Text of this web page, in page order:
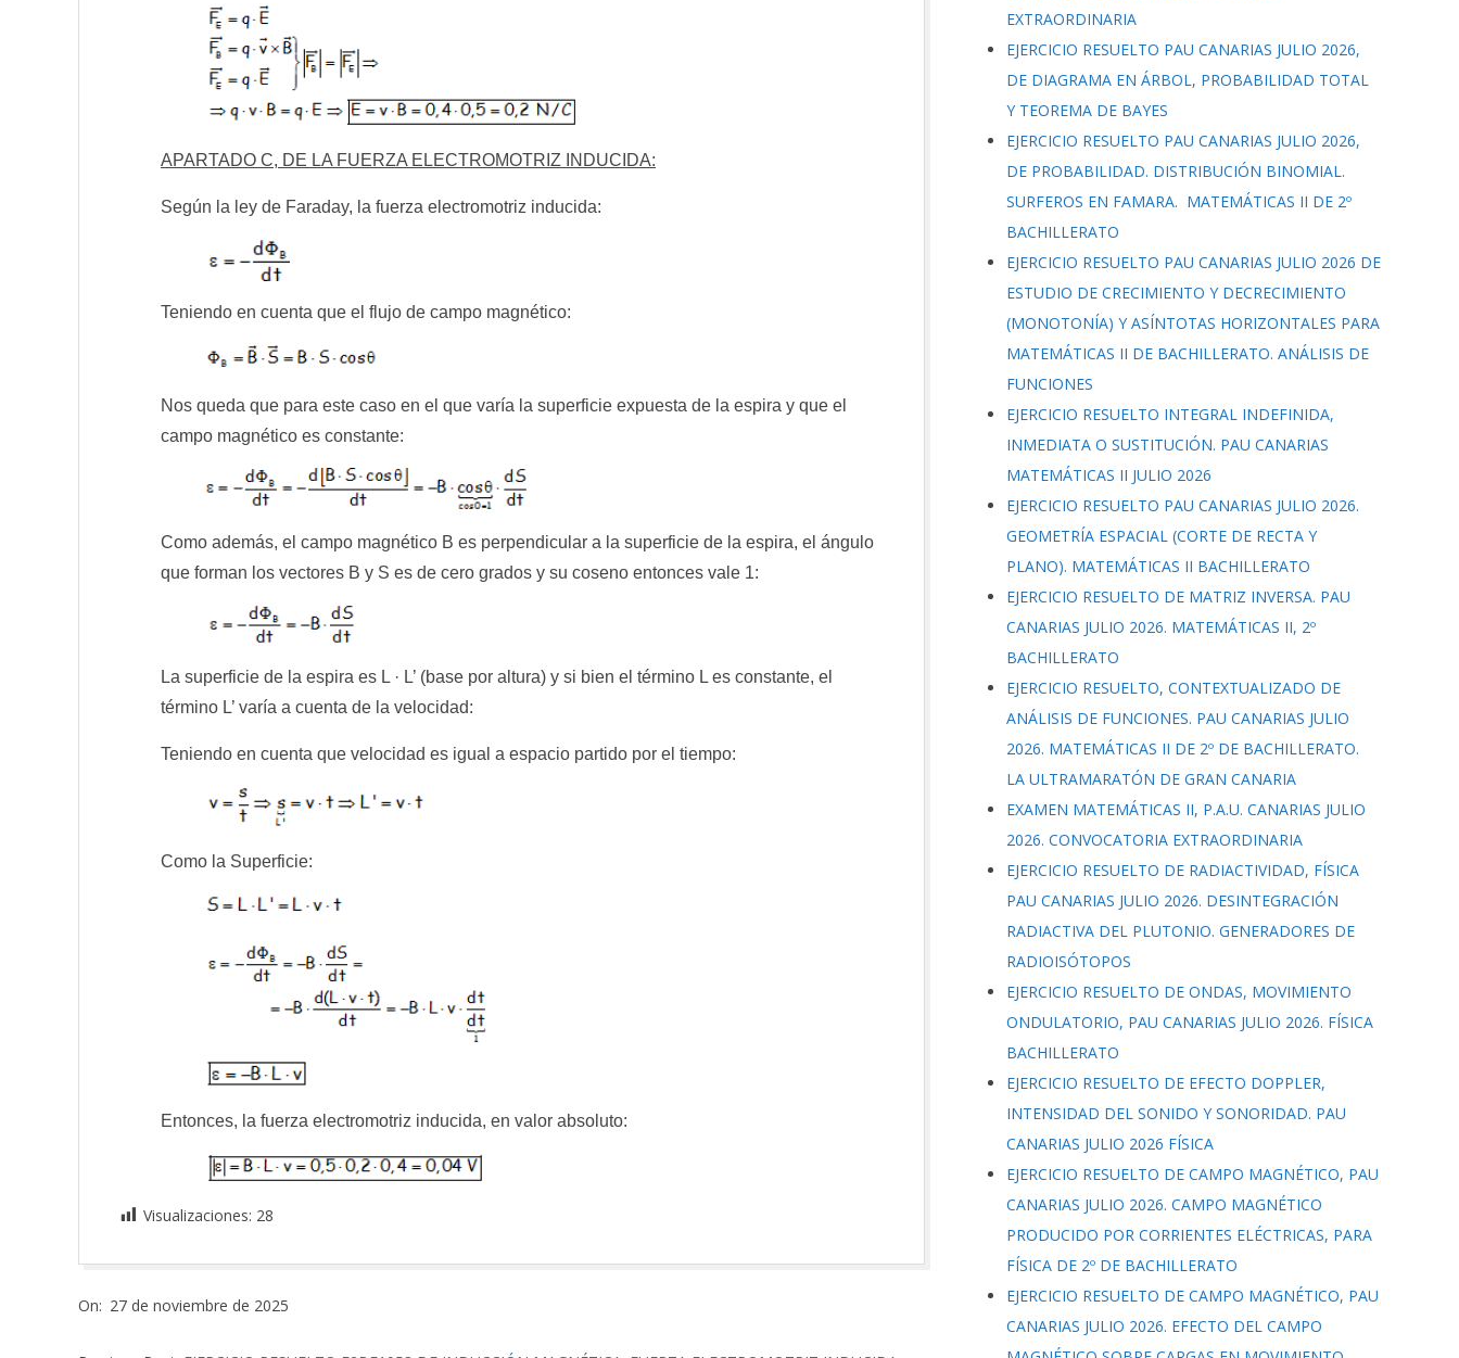
APARTADO C, DE LA FUERZA ELECTROMOTRIZ INDUCIDA:
Según la ley de Faraday, la fuerza electromotriz inducida:
Teniendo en cuenta que el flujo de campo magnético:
Nos queda que para este caso en el que varía la superficie expuesta de la espira y que el
campo magnético es constante:
Como además, el campo magnético B es perpendicular a la superficie de la espira, el ángulo
que forman los vectores B y S es de cero grados y su coseno entonces vale 1:
La superficie de la espira es L · L’ (base por altura) y si bien el término L es constante, el
término L’ varía a cuenta de la velocidad:
Teniendo en cuenta que velocidad es igual a espacio partido por el tiempo:
Como la Superficie:
Entonces, la fuerza electromotriz inducida, en valor absoluto:
Visualizaciones: 28
11-
On: 27 de noviembre de 2025
EXTRAORDINARIA
EJERCICIO RESUELTO PAU CANARIAS JULIO 2026,
DE DIAGRAMA EN ÁRBOL, PROBABILIDAD TOTAL
Y TEOREMA DE BAYES
EJERCICIO RESUELTO PAU CANARIAS JULIO 2026,
DE PROBABILIDAD. DISTRIBUCIÓN BINOMIAL.
SURFEROS EN FAMARA. MATEMÁTICAS II DE 2º
BACHILLERATO
EJERCICIO RESUELTO PAU CANARIAS JULIO 2026 DE
ESTUDIO DE CRECIMIENTO Y DECRECIMIENTO
(MONOTONÍA) Y ASÍNTOTAS HORIZONTALES PARA
MATEMÁTICAS II DE BACHILLERATO. ANÁLISIS DE
FUNCIONES
EJERCICIO RESUELTO INTEGRAL INDEFINIDA,
INMEDIATA O SUSTITUCIÓN. PAU CANARIAS
MATEMÁTICAS II JULIO 2026
EJERCICIO RESUELTO PAU CANARIAS JULIO 2026.
GEOMETRÍA ESPACIAL (CORTE DE RECTA Y
PLANO). MATEMÁTICAS II BACHILLERATO
EJERCICIO RESUELTO DE MATRIZ INVERSA. PAU
CANARIAS JULIO 2026. MATEMÁTICAS II, 2º
BACHILLERATO
EJERCICIO RESUELTO, CONTEXTUALIZADO DE
ANÁLISIS DE FUNCIONES. PAU CANARIAS JULIO
2026. MATEMÁTICAS II DE 2º DE BACHILLERATO.
LA ULTRAMARATÓN DE GRAN CANARIA
EXAMEN MATEMÁTICAS II, P.A.U. CANARIAS JULIO
2026. CONVOCATORIA EXTRAORDINARIA
EJERCICIO RESUELTO DE RADIACTIVIDAD, FÍSICA
PAU CANARIAS JULIO 2026. DESINTEGRACIÓN
RADIACTIVA DEL PLUTONIO. GENERADORES DE
RADIOISÓTOPOS
EJERCICIO RESUELTO DE ONDAS, MOVIMIENTO
ONDULATORIO, PAU CANARIAS JULIO 2026. FÍSICA
BACHILLERATO
EJERCICIO RESUELTO DE EFECTO DOPPLER,
INTENSIDAD DEL SONIDO Y SONORIDAD. PAU
CANARIAS JULIO 2026 FÍSICA
EJERCICIO RESUELTO DE CAMPO MAGNÉTICO, PAU
CANARIAS JULIO 2026. CAMPO MAGNÉTICO
PRODUCIDO POR CORRIENTES ELÉCTRICAS, PARA
FÍSICA DE 2º DE BACHILLERATO
EJERCICIO RESUELTO DE CAMPO MAGNÉTICO, PAU
CANARIAS JULIO 2026. EFECTO DEL CAMPO